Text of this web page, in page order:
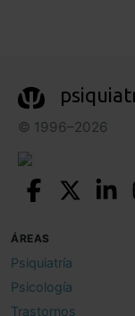
© 1996–2026
ÁREAS
Psiquiatría
Psicología
Trastornos